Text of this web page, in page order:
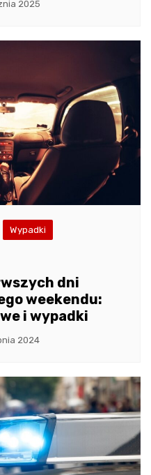
2025
Wypadki
dni
weekendu:
i wypadki
2024